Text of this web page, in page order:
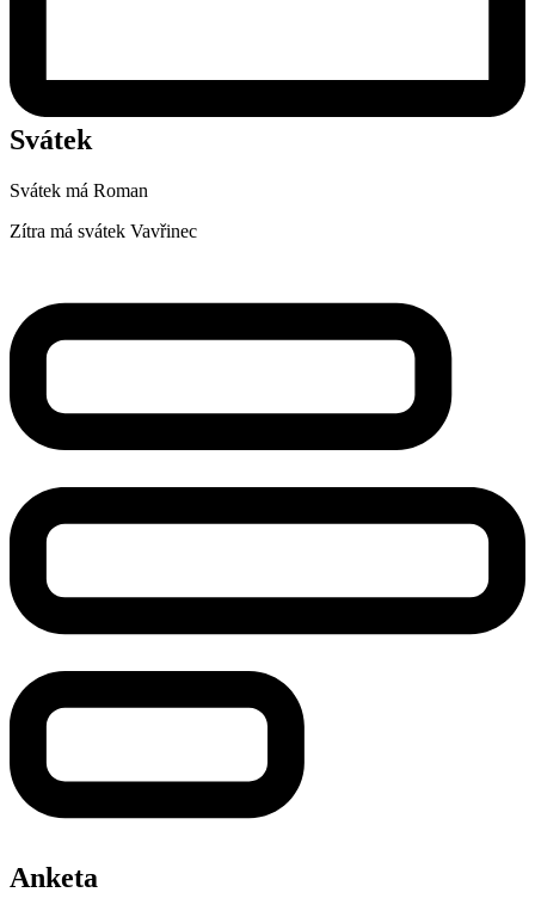
Svátek
Svátek má Roman
Zítra má svátek Vavřinec
Anketa